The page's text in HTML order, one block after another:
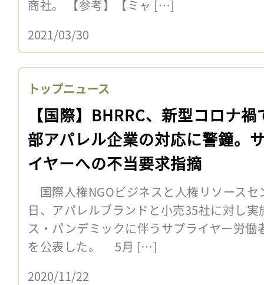
商社。 【参考】【ミャ […]
2021/03/30
トップニュース
【国際】BHRRC、新型コロナ禍
部アパレル企業の対応に警鐘。
イヤーへの不当要求指摘
国際人権NGOビジネスと人権リソースセ
日、アパレルブランドと小売35社に対し
ス・パンデミックに伴うサプライヤー労
を公表した。 5月 […]
2020/11/22